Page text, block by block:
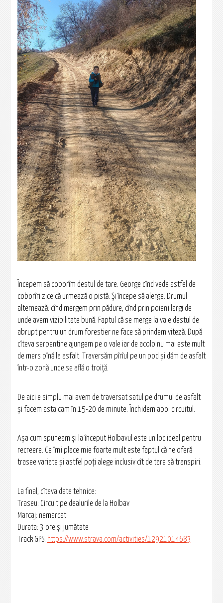
Începem să coborîm destul de tare. George cînd vede astfel de
coborîri zice că urmează o pistă. Și începe să alerge. Drumul
alternează: cînd mergem prin pădure, cînd prin poieni largi de
unde avem vizibilitate bună. Faptul că se merge la vale destul de
abrupt pentru un drum forestier ne face să prindem viteză. După
cîteva serpentine ajungem pe o vale iar de acolo nu mai este mult
de mers pînă la asfalt. Traversăm pîrîul pe un pod și dăm de asfalt
într-o zonă unde se află o troiță.
De aici e simplu mai avem de traversat satul pe drumul de asfalt
și facem asta cam în 15-20 de minute. Închidem apoi circuitul.
Așa cum spuneam și la început Holbavul este un loc ideal pentru
recreere. Ce îmi place mie foarte mult este faptul că ne oferă
trasee variate și astfel poți alege inclusiv cît de tare să transpiri.
La final, cîteva date tehnice:
Traseu: Circuit pe dealurile de la Holbav
Marcaj: nemarcat
Durata: 3 ore și jumătate
Track GPS: https://www.strava.com/activities/12921014683